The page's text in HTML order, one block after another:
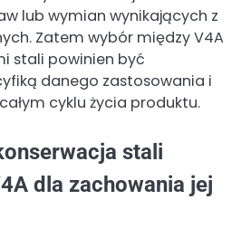
lub wymian wynikających z
Zatem wybór między V4A
stali powinien być
danego zastosowania i
cyklu życia produktu.
stali
dla zachowania jej